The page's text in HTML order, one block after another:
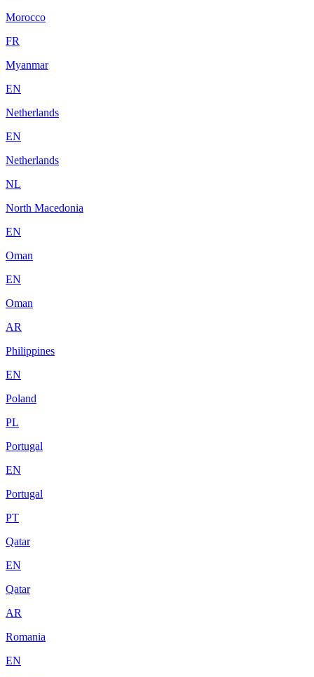
Morocco
FR
Myanmar
EN
Netherlands
EN
Netherlands
NL
North Macedonia
EN
Oman
EN
Oman
AR
Philippines
EN
Poland
PL
Portugal
EN
Portugal
PT
Qatar
EN
Qatar
AR
Romania
EN